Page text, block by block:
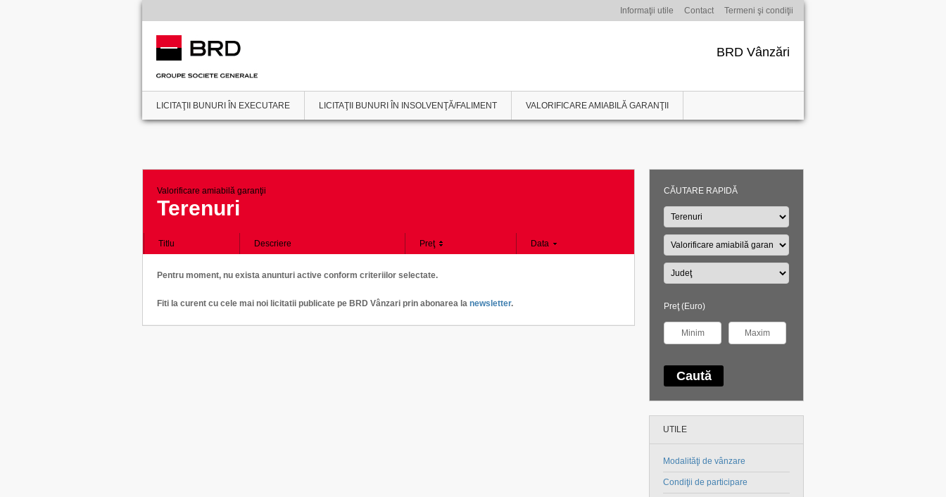
Informaţii utile Contact Termeni şi condiţii
BRD Vânzări
LICITAŢII BUNURI ÎN EXECUTARE LICITAŢII BUNURI ÎN INSOLVENŢĂ/FALIMENT VALORIFICARE AMIABILĂ GARANŢII
Valorificare amiabilă garanţii
Terenuri
Titlu Descriere Preţ Data
Pentru moment, nu exista anunturi active conform criteriilor selectate.
Fiti la curent cu cele mai noi licitatii publicate pe BRD Vânzari prin abonarea la newsletter.
CĂUTARE RAPIDĂ
Preţ (Euro)
UTILE
Modalităţi de vânzare
Condiţii de participare